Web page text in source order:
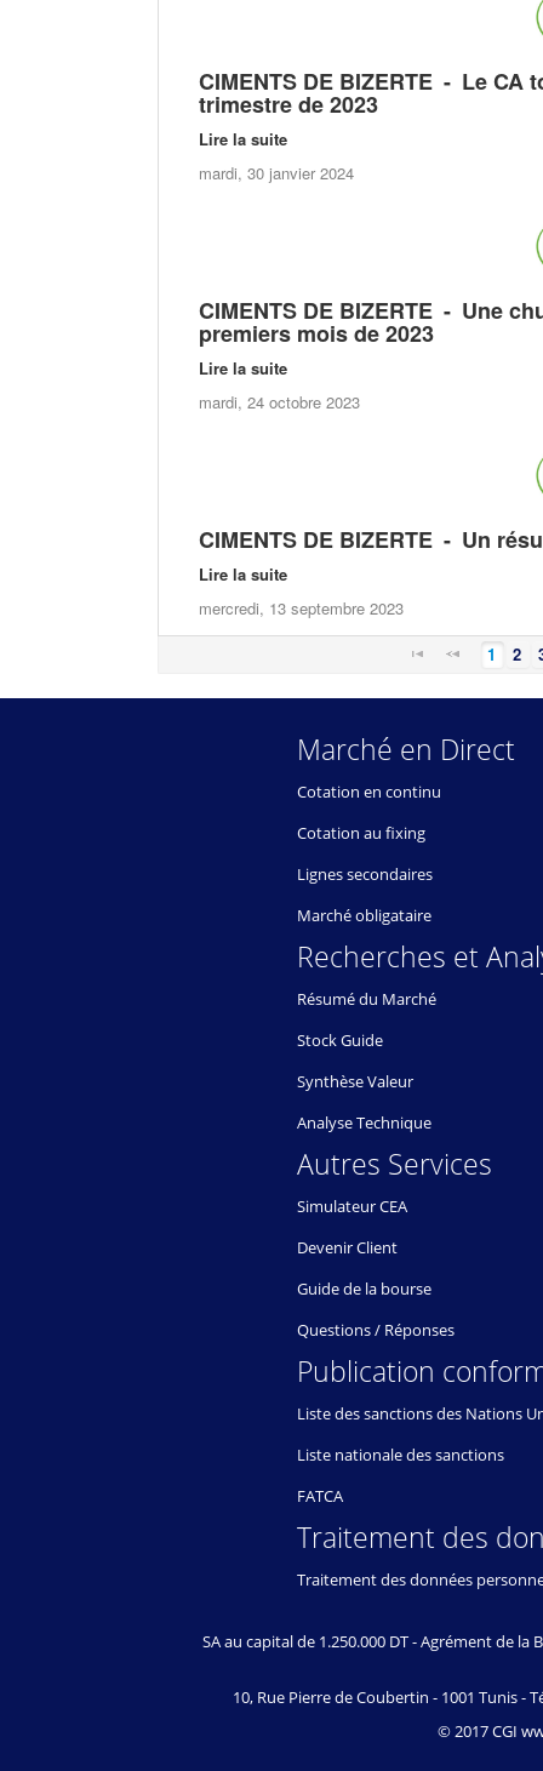
CIMENTS DE BIZERTE - Le CA
trimestre de 2023
Lire la suite
mardi, 30 janvier 2024
CIMENTS DE BIZERTE - Une
premiers mois de 2023
Lire la suite
mardi, 24 octobre 2023
CIMENTS DE BIZERTE - Un
Lire la suite
mercredi, 13 septembre 2023
1
2
Marché en Direct
Cotation en continu
Cotation au fixing
Lignes secondaires
Marché obligataire
Recherches et
Résumé du Marché
Stock Guide
Synthèse Valeur
Analyse Technique
Autres Services
Simulateur CEA
Devenir Client
Guide de la bourse
Questions / Réponses
Publication
Liste des sanctions des Nations
Liste nationale des sanctions
FATCA
Traitement des
Traitement des données
SA au capital de 1.250.000 DT - Agrément de la
10, Rue Pierre de Coubertin - 1001 Tunis -
© 2017 CGI